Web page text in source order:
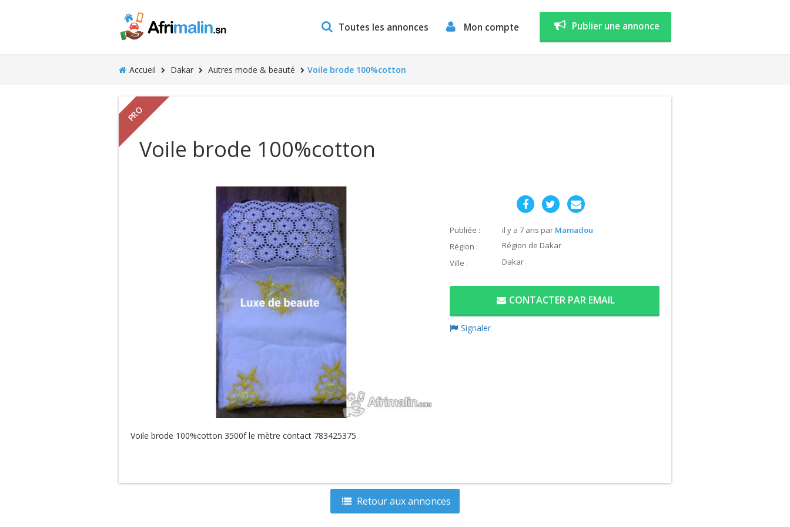
Toutes les annonces Mon compte Publier une annonce
Accueil Dakar Autres mode & beauté Voile brode 100%cotton
PRO
Voile brode 100%cotton
Voile brode 100%cotton 3500f le mètre contact 783425375
Publiée : il y a 7 ans par Mamadou
Région :
Région de Dakar
Ville :
Dakar
CONTACTER PAR EMAIL
Signaler
Retour aux annonces